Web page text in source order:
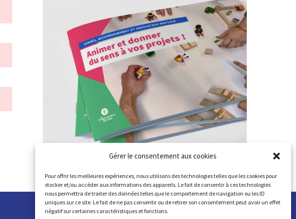
Gérer le consentement aux cookies
Pour offrir les meilleures expériences, nous utilisons des technologies telles que les cookies pour
stocker et/ou accéder aux informations des appareils. Le fait de consentir à ces technologies
nous permettra de traiter des données telles que le comportement de navigation ou les ID
uniques sur ce site. Le fait de ne pas consentir ou de retirer son consentement peut avoir un effet
négatif sur certaines caractéristiques et fonctions.